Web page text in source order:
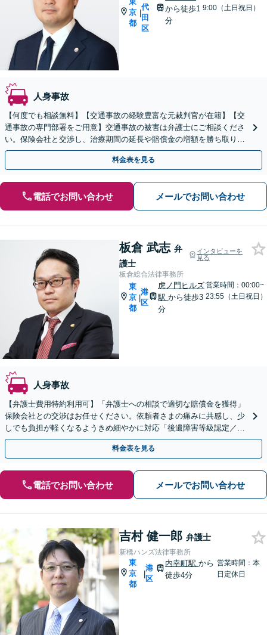
京
都
|
代
田
区
から徒歩1
分
9:00（土日祝日）
人身事故
【何度でも相談無料】【交通事故の経験豊富な元裁判官が在籍】【交
通事故の専門部署をご用意】交通事故の被害は弁護士にご相談くださ
い。保険会社と交渉し、治療期間の延長や賠償金の増額を勝ち取りま
す。後遺障害の等級認定の手続きなどもお任せください。
料金表を見る
電話でお問い合わせ メールでお問い合わせ
板倉 武志 弁
護士
インタビューを
見る
板倉総合法律事務所
東
京
都
|
港
区
虎ノ門ヒルズ
駅 から徒歩3
分
営業時間：00:00~
23:55（土日祝日）
人身事故
【弁護士費用特約利用可】「弁護士への相談で適切な賠償金を獲得」
保険会社との交渉はお任せください。依頼者さまの痛みに共感し、少
しでも負担が軽くなるようきめ細やかに対応「後遺障害等級認定／休
業損害／示談交渉／治療費の打ち切り／死亡事故など」
料金表を見る
電話でお問い合わせ メールでお問い合わせ
吉村 健一郎 弁護士
新橋ハンズ法律事務所
東
京
都
|
港
区
内幸町駅から
徒歩4分
営業時間：本
日定休日